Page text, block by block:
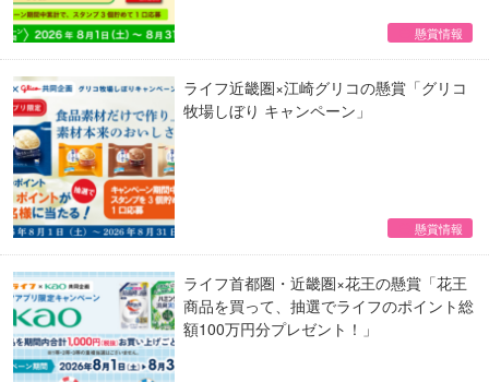
懸賞情報
ライフ近畿圏×江崎グリコの懸賞「グリコ
牧場しぼり キャンペーン」
懸賞情報
ライフ首都圏・近畿圏×花王の懸賞「花王
商品を買って、抽選でライフのポイント総
額100万円分プレゼント！」